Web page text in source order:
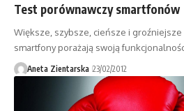
Test porównawczy smartfonów
Większe, szybsze, cieńsze i
smartfony porażają swoją
Aneta Zientarska 23/02/2012